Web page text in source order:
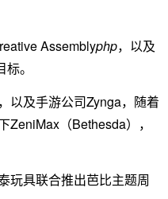
Assemblyphp，以及
。
以及手游公司Zynga，随着
ZeniMax（Bethesda），
玩具联合推出芭比主题周